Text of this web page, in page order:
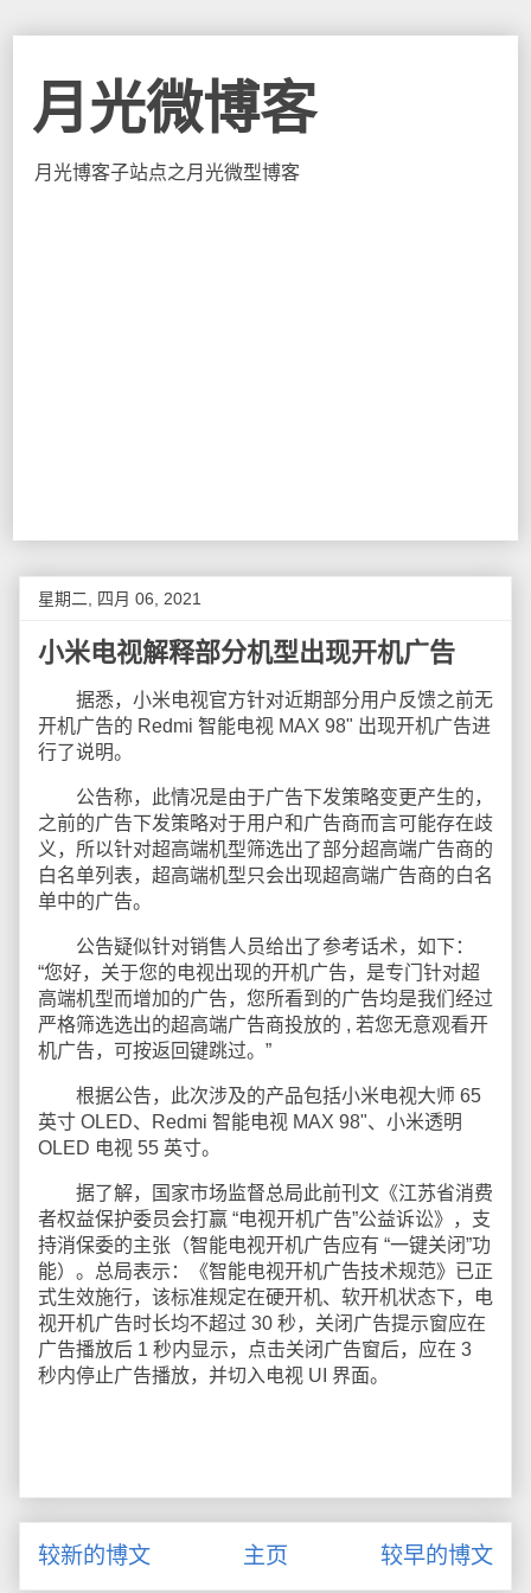
月光微博客
月光博客子站点之月光微型博客
星期二, 四月 06, 2021
小米电视解释部分机型出现开机广告
据悉，小米电视官方针对近期部分用户反馈之前无
开机广告的 Redmi 智能电视 MAX 98" 出现开机广告进
行了说明。
公告称，此情况是由于广告下发策略变更产生的，
之前的广告下发策略对于用户和广告商而言可能存在歧
义，所以针对超高端机型筛选出了部分超高端广告商的
白名单列表，超高端机型只会出现超高端广告商的白名
单中的广告。
公告疑似针对销售人员给出了参考话术，如下：
“您好，关于您的电视出现的开机广告，是专门针对超
高端机型而增加的广告，您所看到的广告均是我们经过
严格筛选选出的超高端广告商投放的 , 若您无意观看开
机广告，可按返回键跳过。”
根据公告，此次涉及的产品包括小米电视大师 65
英寸 OLED、Redmi 智能电视 MAX 98"、小米透明
OLED 电视 55 英寸。
据了解，国家市场监督总局此前刊文《江苏省消费
者权益保护委员会打赢 “电视开机广告”公益诉讼》，支
持消保委的主张（智能电视开机广告应有 “一键关闭”功
能）。总局表示：《智能电视开机广告技术规范》已正
式生效施行，该标准规定在硬开机、软开机状态下，电
视开机广告时长均不超过 30 秒，关闭广告提示窗应在
广告播放后 1 秒内显示，点击关闭广告窗后，应在 3
秒内停止广告播放，并切入电视 UI 界面。
较新的博文 较早的博文
主页